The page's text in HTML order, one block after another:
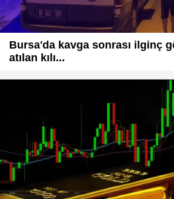
Bursa'da kavga sonrası ilginç
atılan kılı...